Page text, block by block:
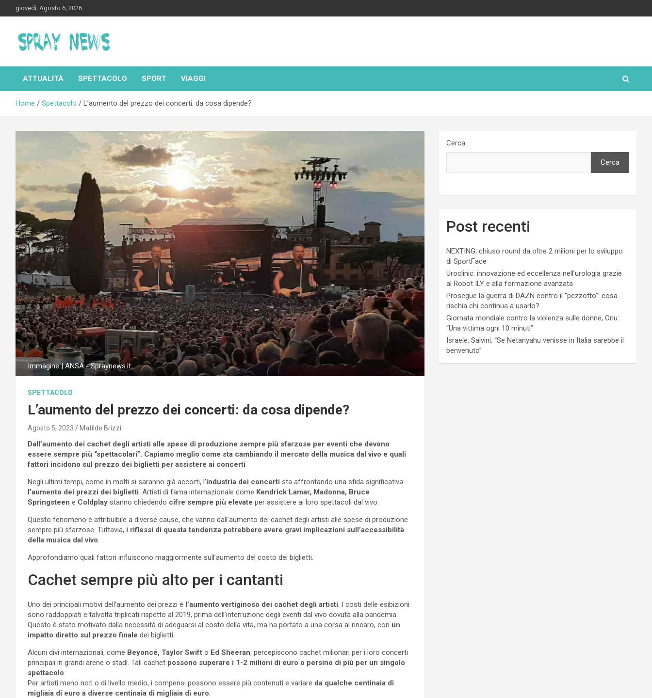
to
giovedì, Agosto 6, 2026
Spraynews.it
ATTUALITÀ SPETTACOLO SPORT VIAGGI
Home Spettacolo L’aumento del prezzo dei concerti: da cosa dipende?
Immagine | ANSA - Spraynews.it
SPETTACOLO
L’aumento del prezzo dei concerti: da cosa dipende?
Agosto 5, 2023 Matilde Brizzi
Dall’aumento dei cachet degli artisti alle spese di produzione sempre più sfarzose per eventi che devono
essere sempre più “spettacolari”. Capiamo meglio come sta cambiando il mercato della musica dal vivo e quali
fattori incidono sul prezzo dei biglietti per assistere ai concerti
Negli ultimi tempi, come in molti si saranno già accorti, l’industria dei concerti sta affrontando una sfida significativa:
l’aumento dei prezzi dei biglietti . Artisti di fama internazionale come Kendrick Lamar, Madonna, Bruce
Springsteen e Coldplay stanno chiedendo cifre sempre più elevate per assistere ai loro spettacoli dal vivo.
Questo fenomeno è attribuibile a diverse cause, che vanno dall’aumento dei cachet degli artisti alle spese di produzione
sempre più sfarzose. Tuttavia, i riflessi di questa tendenza potrebbero avere gravi implicazioni sull’accessibilità
della musica dal vivo
Approfondiamo quali fattori influiscono maggiormente sull’aumento del costo dei biglietti.
Cachet sempre più alto per i cantanti
Uno dei principali motivi dell’aumento dei prezzi è l’aumento vertiginoso dei cachet degli artisti . I costi delle esibizioni
sono raddoppiati e talvolta triplicati rispetto al 2019, prima dell’interruzione degli eventi dal vivo dovuta alla pandemia.
Questo è stato motivato dalla necessità di adeguarsi al costo della vita, ma ha portato a una corsa al rincaro, con un
impatto diretto sul prezzo finale dei biglietti.
Alcuni divi internazionali, come Beyoncé, Taylor Swift o Ed Sheeran, percepiscono cachet milionari per i loro concerti
principali in grandi arene o stadi. Tali cachet possono superare i 1-2 milioni di euro o persino di più per un singolo
spettacolo
Per artisti meno noti o di livello medio, i compensi possono essere più contenuti e variare da qualche centinaia di
migliaia di euro a diverse centinaia di migliaia di euro
Cerca
Cerca
Post recenti
NEXTING, chiuso round da oltre 2 milioni per lo sviluppo
di SportFace
Uroclinic: innovazione ed eccellenza nell’urologia grazie
al Robot ILY e alla formazione avanzata
Prosegue la guerra di DAZN contro il “pezzotto”: cosa
rischia chi continua a usarlo?
Giornata mondiale contro la violenza sulle donne, Onu:
“Una vittima ogni 10 minuti”
Israele, Salvini: “Se Netanyahu venisse in Italia sarebbe il
benvenuto”